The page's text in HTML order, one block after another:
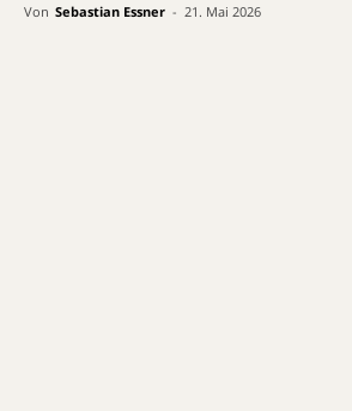
Von Sebastian Essner - 21. Mai 2026